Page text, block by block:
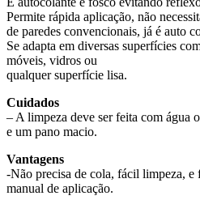
Permite rápida aplicação, não
de paredes convencionais, já é auto
Se adapta em diversas superfícies
móveis, vidros ou
qualquer superfície lisa.
Cuidados
– A limpeza deve ser feita com água
e um pano macio.
Vantagens
-Não precisa de cola, fácil limpeza, e
manual de aplicação.